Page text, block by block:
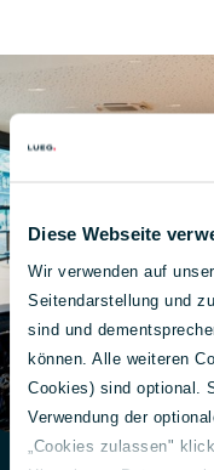
Diese Webseite
Wir verwenden auf
Seitendarstellung und
sind und
können. Alle weiteren
Cookies) sind optional.
Verwendung der
„Cookies zulassen"